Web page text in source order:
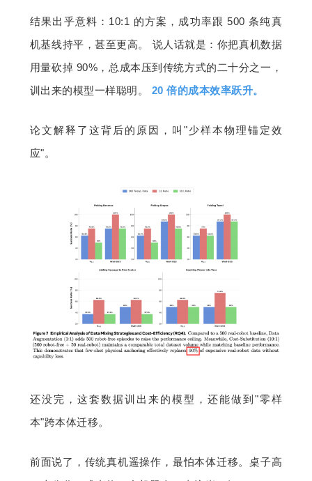
结果出乎意料：10:1 的方案，成功率跟 500 条纯真
机基线持平，甚至更高。 说人话就是：你把真机数据
用量砍掉 90%，总成本压到传统方式的二十分之一，
训出来的模型一样聪明。
20 倍的成本效率跃升。
论文解释了这背后的原因，叫"少样本物理锚定效
应"。
还没完，这套数据训出来的模型，还能做到"零样
本"跨本体迁移。
前面说了，传统真机遥操作，最怕本体迁移。桌子高